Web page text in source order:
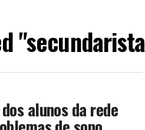
alunos da rede